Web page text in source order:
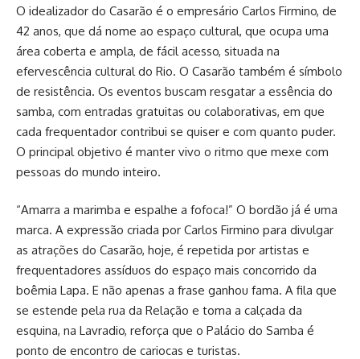
O idealizador do Casarão é o empresário Carlos Firmino, de
42 anos, que dá nome ao espaço cultural, que ocupa uma
área coberta e ampla, de fácil acesso, situada na
efervescência cultural do Rio. O Casarão também é símbolo
de resistência. Os eventos buscam resgatar a essência do
samba, com entradas gratuitas ou colaborativas, em que
cada frequentador contribui se quiser e com quanto puder.
O principal objetivo é manter vivo o ritmo que mexe com
pessoas do mundo inteiro.
“Amarra a marimba e espalhe a fofoca!” O bordão já é uma
marca. A expressão criada por Carlos Firmino para divulgar
as atrações do Casarão, hoje, é repetida por artistas e
frequentadores assíduos do espaço mais concorrido da
boêmia Lapa. E não apenas a frase ganhou fama. A fila que
se estende pela rua da Relação e toma a calçada da
esquina, na Lavradio, reforça que o Palácio do Samba é
ponto de encontro de cariocas e turistas.